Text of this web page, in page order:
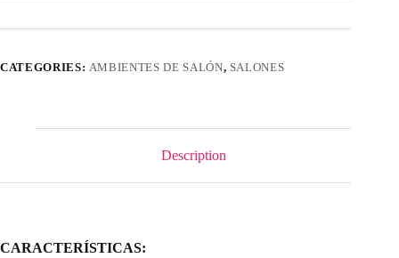
CATEGORIES: AMBIENTES DE SALÓN, SALONES
Description
CARACTERÍSTICAS: